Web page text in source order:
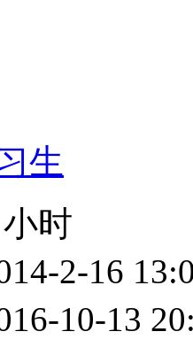
生
时
2-16
10-13